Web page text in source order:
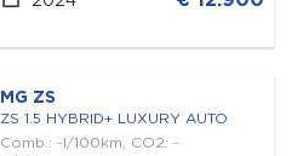
MG ZS
ZS 1.5 HYBRID+ LUXURY AUTO
Comb.: -l/100km, CO2: -